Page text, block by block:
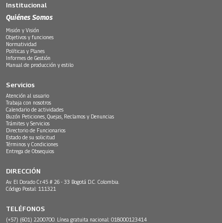
Institucional
Quiénes Somos
Misión y Visión
Objetivos y funciones
Normatividad
Políticas y Planes
Informes de Gestión
Manual de producción y estilo
Servicios
Atención al usuario
Trabaja con nosotros
Calendario de actividades
Buzón Peticiones, Quejas, Reclamos y Denuncias
Trámites y Servicios
Directorio de Funcionarios
Estado de su solicitud
Términos y Condiciones
Entrega de Obsequios
DIRECCIÓN
Av. El Dorado Cr.45 # 26 - 33 Bogotá D.C. Colombia.
Código Postal: 111321
TELÉFONOS
(+57) (601) 2200700. Línea gratuita nacional: 018000123414